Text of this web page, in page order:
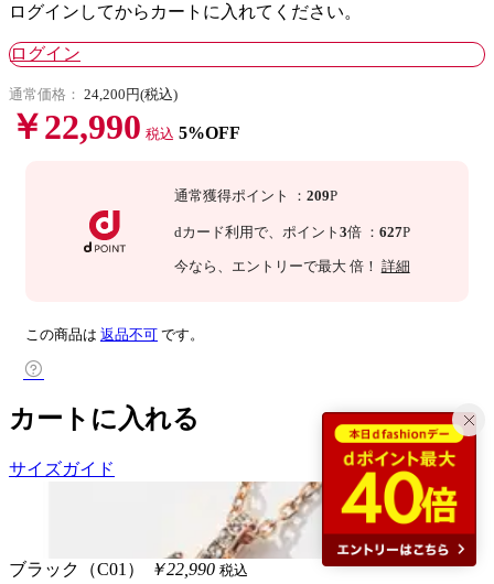
ログインしてからカートに入れてください。
ログイン
通常価格： 24,200円(税込)
￥22,990 税込 5%OFF
通常獲得ポイント ： 209P
dカード利用で、 ポイント 3倍 ： 627P
今なら 、エントリーで最大 倍！ 詳細
この商品は 返品不可 です。
カートに入れる
サイズガイド
ブラック（C01） ￥22,990 税込